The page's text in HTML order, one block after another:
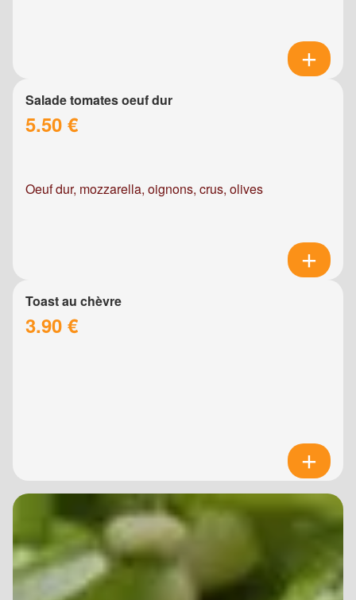
Salade tomates oeuf dur
5.50 €
Oeuf dur, mozzarella, oignons, crus, olives
Toast au chèvre
3.90 €